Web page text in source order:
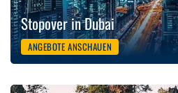
Stopover in Dubai
ANGEBOTE ANSCHAUEN